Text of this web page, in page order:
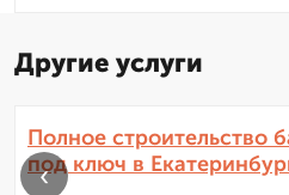
Другие услуги
Полное строительство
под ключ в
‹